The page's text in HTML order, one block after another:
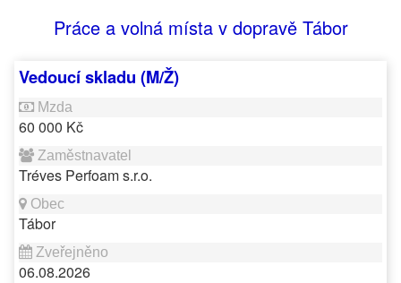
Práce a volná místa v dopravě Tábor
Vedoucí skladu (M/Ž)
60 000 Kč
Tréves Perfoam s.r.o.
Tábor
06.08.2026